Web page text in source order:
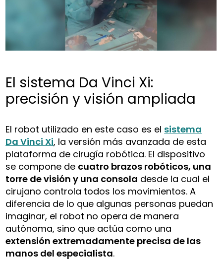
El sistema Da Vinci Xi:
precisión y visión ampliada
El robot utilizado en este caso es el sistema
Da Vinci Xi, la versión más avanzada de esta
plataforma de cirugía robótica. El dispositivo
se compone de cuatro brazos robóticos, una
torre de visión y una consola desde la cual el
cirujano controla todos los movimientos. A
diferencia de lo que algunas personas puedan
imaginar, el robot no opera de manera
autónoma, sino que actúa como una
extensión extremadamente precisa de las
manos del especialista.